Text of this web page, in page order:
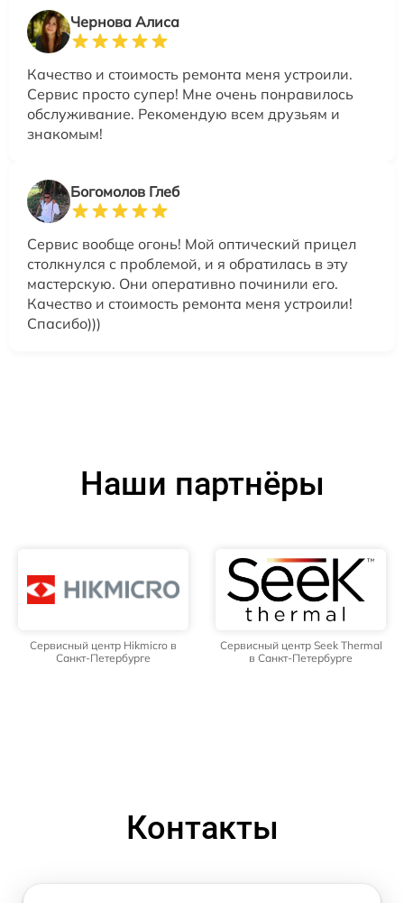
Чернова Алиса
Качество и стоимость ремонта меня устроили.
Сервис просто супер! Мне очень понравилось
обслуживание. Рекомендую всем друзьям и
знакомым!
Богомолов Глеб
Сервис вообще огонь! Мой оптический прицел
столкнулся с проблемой, и я обратилась в эту
мастерскую. Они оперативно починили его.
Качество и стоимость ремонта меня устроили!
Спасибо)))
Наши партнёры
Сервисный центр Hikmicro в
Санкт-Петербурге
Сервисный центр Seek Thermal
в Санкт-Петербурге
Контакты